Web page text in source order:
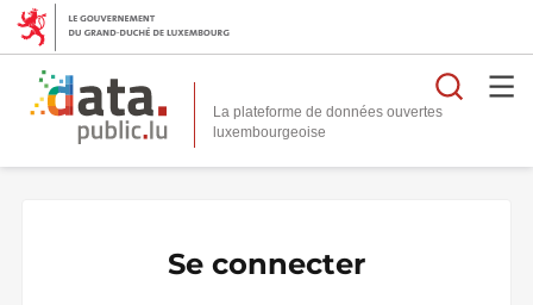
La plateforme de données ouvertes
Se connecter